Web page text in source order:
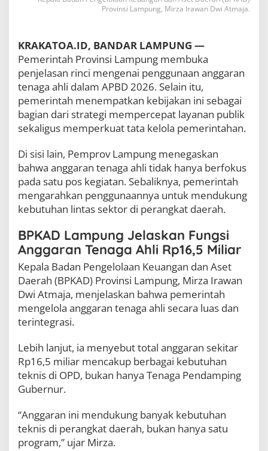
n
A
h
l
i
u
n
t
u
k
o
r
o
n
g
L
y
a
n
a
P
u
b
L
e
b
e
p
Provinsi Lampung, Mirza Irawan Dwi Atmaja.
KRAKATOA.ID, BANDAR LAMPUNG —
Pemerintah Provinsi Lampung membuka
penjelasan rinci mengenai penggunaan anggaran
tenaga ahli dalam APBD 2026. Selain itu,
pemerintah menempatkan kebijakan ini sebagai
bagian dari strategi mempercepat layanan publik
sekaligus memperkuat tata kelola pemerintahan.
Di sisi lain, Pemprov Lampung menegaskan
bahwa anggaran tenaga ahli tidak hanya berfokus
pada satu pos kegiatan. Sebaliknya, pemerintah
mengarahkan penggunaannya untuk mendukung
kebutuhan lintas sektor di perangkat daerah.
BPKAD Lampung Jelaskan Fungsi
Anggaran Tenaga Ahli Rp16,5 Miliar
Kepala Badan Pengelolaan Keuangan dan Aset
Daerah (BPKAD) Provinsi Lampung, Mirza Irawan
Dwi Atmaja, menjelaskan bahwa pemerintah
mengelola anggaran tenaga ahli secara luas dan
terintegrasi.
Lebih lanjut, ia menyebut total anggaran sekitar
Rp16,5 miliar mencakup berbagai kebutuhan
teknis di OPD, bukan hanya Tenaga Pendamping
Gubernur.
“Anggaran ini mendukung banyak kebutuhan
teknis di perangkat daerah, bukan hanya satu
program,” ujar Mirza.